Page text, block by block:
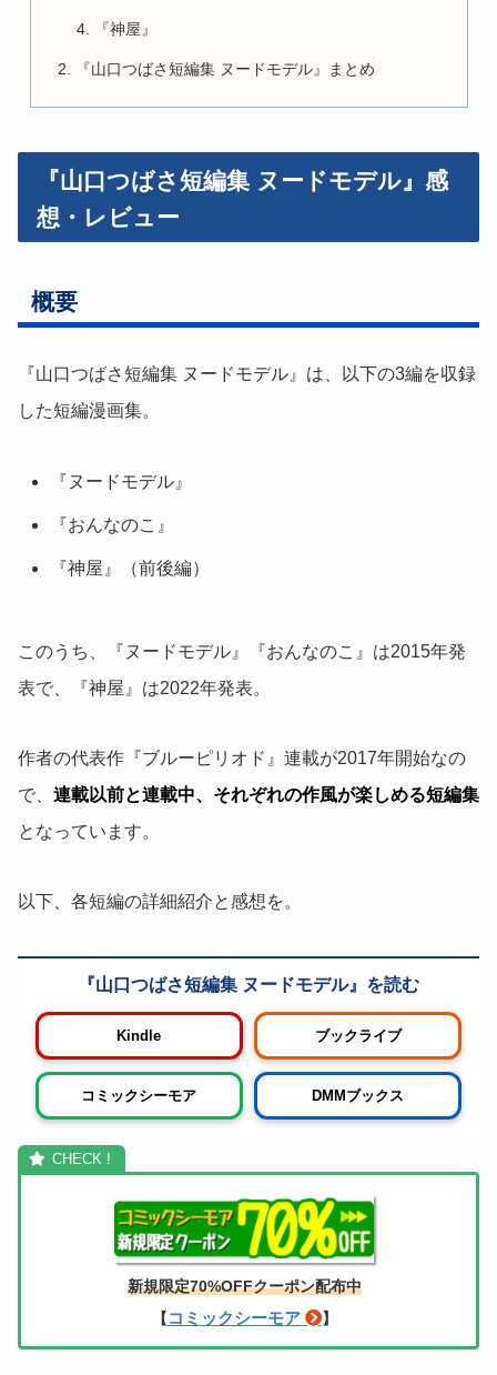
『神屋』
『山口つばさ短編集 ヌードモデル』まとめ
『山口つばさ短編集 ヌードモデル』感
想・レビュー
概要
『山口つばさ短編集 ヌードモデル』は、以下の3編を収録
した短編漫画集。
『ヌードモデル』
『おんなのこ』
『神屋』（前後編）
このうち、『ヌードモデル』『おんなのこ』は2015年発
表で、『神屋』は2022年発表。
作者の代表作『ブルーピリオド』連載が2017年開始なの
で、 連載以前と連載中、それぞれの作風が楽しめる短編集
となっています。
以下、各短編の詳細紹介と感想を。
山口つばさ短編集 ヌードモデル
Kindle ブックライブ
コミックシーモア DMMブックス
新規限定70%OFFクーポン配布中
【 コミックシーモア 】